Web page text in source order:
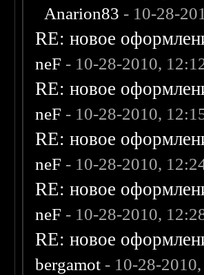
Anarion83 - 10-28-
RE: новое
neF - 10-28-2010,
RE: новое
neF - 10-28-2010,
RE: новое
neF - 10-28-2010,
RE: новое
neF - 10-28-2010,
RE: новое
bergamot - 10-28-